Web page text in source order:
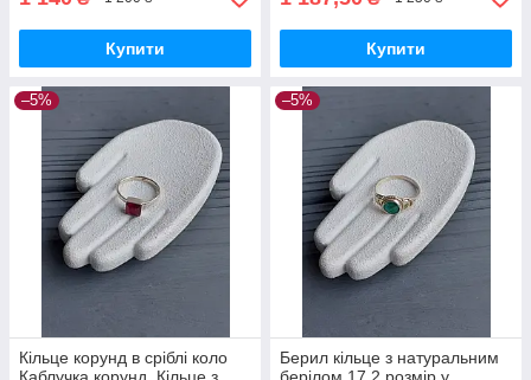
Купити Купити
–5%
Кільце корунд в сріблі коло
–5%
Берил кільце з натуральним